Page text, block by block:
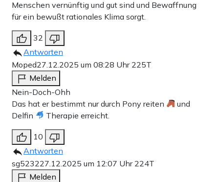
Menschen vernünftig und gut sind und Bewaffnung
für ein bewußt rationales Klima sorgt.
32
Antworten
Moped27.12.2025 um 08:28 Uhr 225T
Melden
Nein-Doch-Ohh
Das hat er bestimmt nur durch Pony reiten
und
Delfin
Therapie erreicht.
10
Antworten
sg523227.12.2025 um 12:07 Uhr 224T
Melden